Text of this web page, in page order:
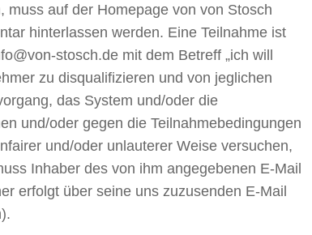
auf der Homepage von von Stosch
hinterlassen werden. Eine Teilnahme ist
stosch.de mit dem Betreff „ich will
zu disqualifizieren und von jeglichen
das System und/oder die
und/oder gegen die Teilnahmebedingungen
und/oder unlauterer Weise versuchen,
Inhaber des von ihm angegebenen E-Mail
erfolgt über seine uns zuzusenden E-Mail